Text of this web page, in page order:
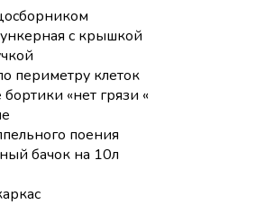
с крышкой
периметру клеток
«нет грязи «
поения
бачок на 10л